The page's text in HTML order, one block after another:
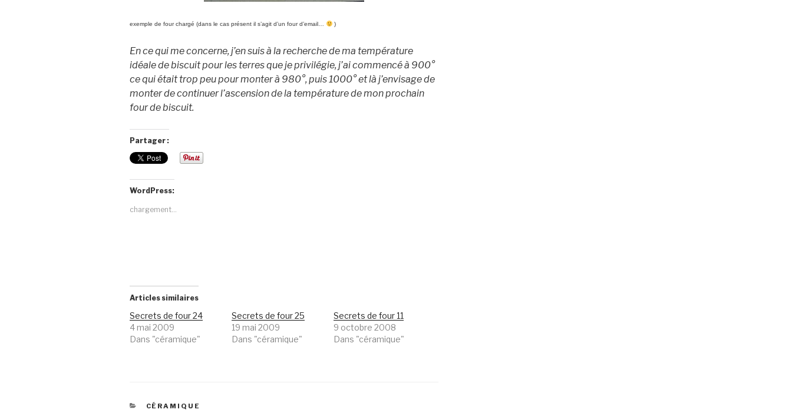
exemple de four chargé (dans le cas présent il s’agit d’un four d’email… )
En ce qui me concerne, j’en suis à la recherche de ma température
idéale de biscuit pour les terres que je privilégie, j’ai commencé à 900°
ce qui était trop peu pour monter à 980°, puis 1000° et là j’envisage de
monter de continuer l’ascension de la température de mon prochain
four de biscuit.
Partager :
WordPress:
chargement…
Articles similaires
Secrets de four 24
4 mai 2009
Dans "céramique"
Secrets de four 25
19 mai 2009
Dans "céramique"
Secrets de four 11
9 octobre 2008
Dans "céramique"
CATÉGORIES
CÉRAMIQUE